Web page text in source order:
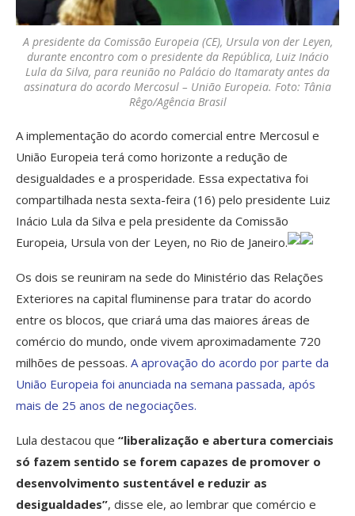
A presidente da Comissão Europeia (CE), Ursula von der Leyen,
durante encontro com o presidente da República, Luiz Inácio
Lula da Silva, para reunião no Palácio do Itamaraty antes da
assinatura do acordo Mercosul – União Europeia. Foto: Tânia
Rêgo/Agência Brasil
A implementação do acordo comercial entre Mercosul e
União Europeia terá como horizonte a redução de
desigualdades e a prosperidade. Essa expectativa foi
compartilhada nesta sexta-feira (16) pelo presidente Luiz
Inácio Lula da Silva e pela presidente da Comissão
Europeia, Ursula von der Leyen, no Rio de Janeiro.
Os dois se reuniram na sede do Ministério das Relações
Exteriores na capital fluminense para tratar do acordo
entre os blocos, que criará uma das maiores áreas de
comércio do mundo, onde vivem aproximadamente 720
milhões de pessoas. A aprovação do acordo por parte da
União Europeia foi anunciada na semana passada, após
mais de 25 anos de negociações.
Lula destacou que “liberalização e abertura comerciais
só fazem sentido se forem capazes de promover o
desenvolvimento sustentável e reduzir as
desigualdades”, disse ele, ao lembrar que comércio e